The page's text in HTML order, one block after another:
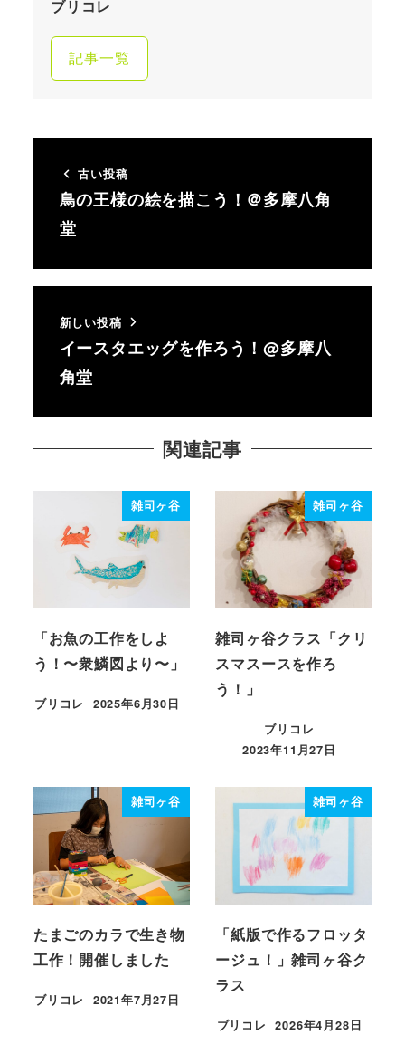
ブリコレ
記事一覧
古い投稿
鳥の王様の絵を描こう！＠多摩八角
堂
新しい投稿
イースタエッグを作ろう！@多摩八
角堂
関連記事
雑司ヶ谷
「お魚の工作をしよ
う！〜衆鱗図より〜」
ブリコレ
投稿日
2025年6月30日
雑司ヶ谷
雑司ヶ谷クラス「クリ
スマスースを作ろ
う！」
ブリコレ
投稿日
2023年11月27日
雑司ヶ谷
たまごのカラで生き物
工作！開催しました
ブリコレ
投稿日
2021年7月27日
雑司ヶ谷
「紙版で作るフロッタ
ージュ！」雑司ヶ谷ク
ラス
ブリコレ
投稿日
2026年4月28日